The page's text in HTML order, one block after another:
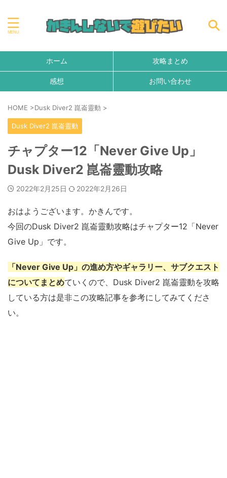
ホーム 攻略まとめ
感想 お問い合わせ
HOME >Dusk Diver2 崑崙靈動 >
Dusk Diver2 崑崙靈動
チャプター12「Never Give Up」
Dusk Diver2 崑崙靈動攻略
2022年2月25日 2022年2月26日
おはようございます。かきんです。
今回のDusk Diver2 崑崙靈動攻略はチャプター12「Never
Give Up」です。
「Never Give Up」の進め方やギャラリー、サブクエスト
についてまとめていくので、Dusk Diver2 崑崙靈動を攻略
している方は是非この攻略記事を参考にしてみてくださ
い。